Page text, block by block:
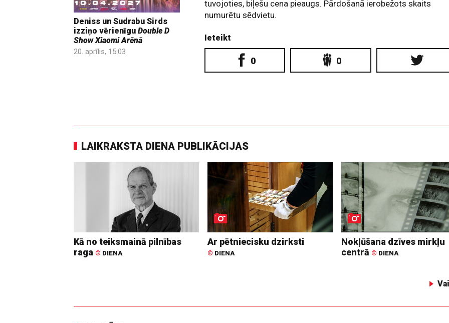
Deniss un Sudrabu Sirds
izziņo vērienīgu Double D
Show Xiaomi Arēnā
20. aprīlis, 15:03
tuvojoties, biļešu cena pieaugs. Pārdošanā ierobežots skaits
numurētu sēdvietu.
Ieteikt
0 0
LAIKRAKSTA DIENA PUBLIKĀCIJAS
Kā no teiksmainā pilnības
raga © DIENA
Ar pētniecisku dzirksti
© DIENA
Nokļūšana dzīves mirkļu
centrā © DIENA